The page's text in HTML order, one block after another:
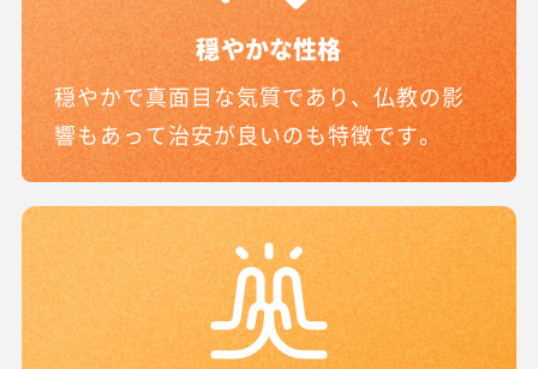
穏やかな性格
穏やかで真面目な気質であり、仏教の影
響もあって治安が良いのも特徴です。